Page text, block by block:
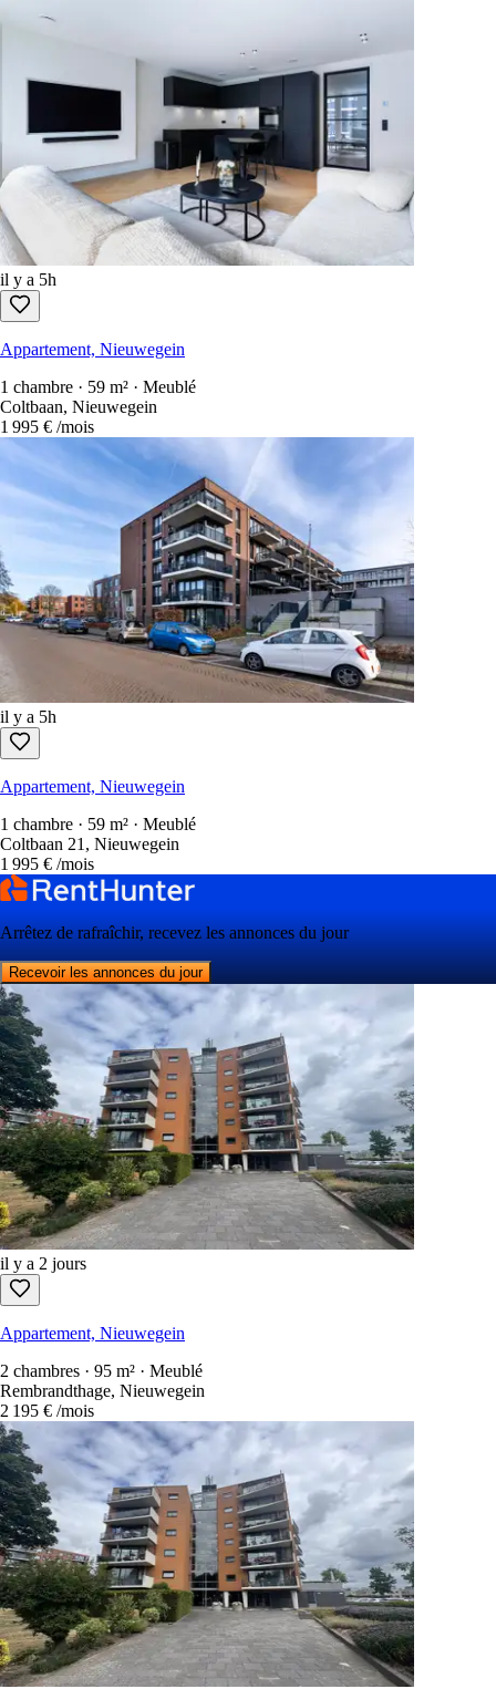
il y a 5h
Appartement, Nieuwegein
1 chambre · 59 m² · Meublé
Coltbaan, Nieuwegein
1 995 € /mois
il y a 5h
Appartement, Nieuwegein
1 chambre · 59 m² · Meublé
Coltbaan 21, Nieuwegein
1 995 € /mois
Arrêtez de rafraîchir, recevez les annonces du jour
Recevoir les annonces du jour
il y a 2 jours
Appartement, Nieuwegein
2 chambres · 95 m² · Meublé
Rembrandthage, Nieuwegein
2 195 € /mois